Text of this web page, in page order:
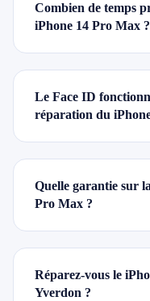
Combien de temps
iPhone 14 Pro Max ?
Le Face ID
réparation du
Quelle garantie sur
Pro Max ?
Réparez-vous le
Yverdon ?